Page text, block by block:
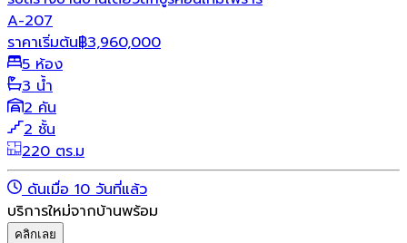
A-207
ราคาเริ่มต้น฿3,960,000
5 ห้อง
3 น้ำ
2 คัน
2 ชั้น
220 ตร.ม
ดันเมื่อ 10 วันที่แล้ว
บริการใหม่จากบ้านพร้อม
คลิกเลย